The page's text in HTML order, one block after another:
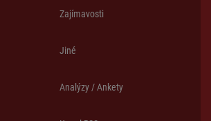
Zajímavosti
Jiné
Analýzy / Ankety